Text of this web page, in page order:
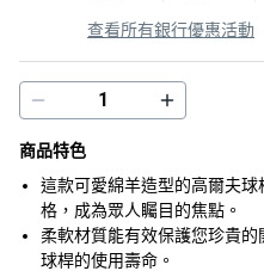
查看所有銀行優惠活動
商品特色
這款可愛綿羊造型的高爾夫
格，成為眾人矚目的焦點。
柔軟材質能有效保護您珍貴
球桿的使用壽命。